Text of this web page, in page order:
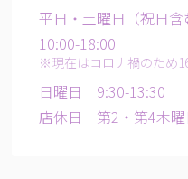
平日・土曜日（祝日含
10:00-18:00
※現在はコロナ禍のため
日曜日
9:30-13:30
店休日
第2・第4木曜